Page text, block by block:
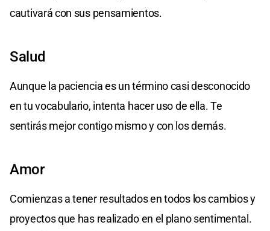
cautivará con sus pensamientos.
Salud
Aunque la paciencia es un término casi desconocido
en tu vocabulario, intenta hacer uso de ella. Te
sentirás mejor contigo mismo y con los demás.
Amor
Comienzas a tener resultados en todos los cambios y
proyectos que has realizado en el plano sentimental.